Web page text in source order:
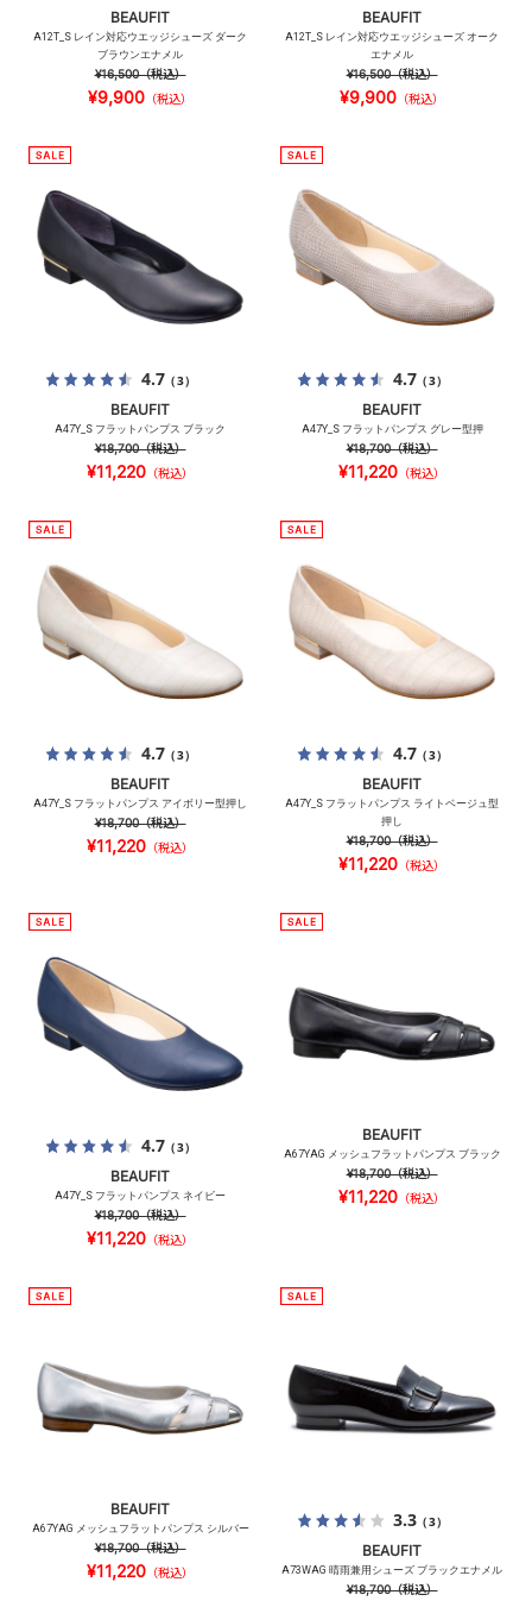
BEAUFIT
A12T_S レイン対応ウエッジシューズ ダーク
ブラウンエナメル
¥16,500（税込）
¥9,900 （税込）
BEAUFIT
A12T_S レイン対応ウエッジシューズ オーク
エナメル
¥16,500（税込）
¥9,900 （税込）
4.7（3）
BEAUFIT
A47Y_S フラットパンプス ブラック
¥18,700（税込）
¥11,220 （税込）
4.7（3）
BEAUFIT
A47Y_S フラットパンプス グレー型押
¥18,700（税込）
¥11,220 （税込）
4.7（3）
BEAUFIT
A47Y_S フラットパンプス アイボリー型押し
¥18,700（税込）
¥11,220 （税込）
4.7（3）
BEAUFIT
A47Y_S フラットパンプス ライトベージュ型
押し
¥18,700（税込）
¥11,220 （税込）
4.7（3）
BEAUFIT
A47Y_S フラットパンプス ネイビー
¥18,700（税込）
¥11,220 （税込）
BEAUFIT
A67YAG メッシュフラットパンプス ブラック
¥18,700（税込）
¥11,220 （税込）
BEAUFIT
A67YAG メッシュフラットパンプス シルバー
¥18,700（税込）
¥11,220 （税込）
3.3（3）
BEAUFIT
A73WAG 晴雨兼用シューズ ブラックエナメル
¥18,700（税込）